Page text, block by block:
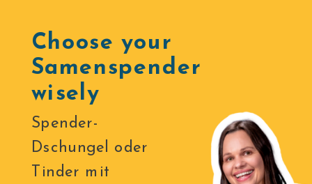
Spender-
Dschungel oder
Tinder mit
Choose your
Samenspender
wisely